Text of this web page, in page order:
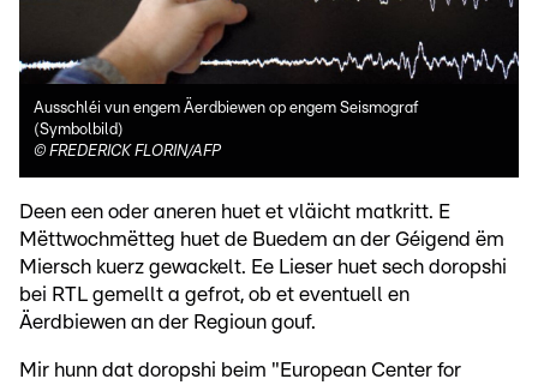
Ausschléi vun engem Äerdbiewen op engem Seismograf
(Symbolbild)
© FREDERICK FLORIN/AFP
Deen een oder aneren huet et vläicht matkritt. E
Mëttwochmëtteg huet de Buedem an der Géigend ëm
Miersch kuerz gewackelt. Ee Lieser huet sech doropshi
bei RTL gemellt a gefrot, ob et eventuell en
Äerdbiewen an der Regioun gouf.
Mir hunn dat doropshi beim "European Center for